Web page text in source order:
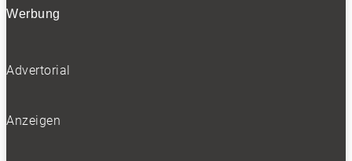
Werbung
Advertorial
Anzeigen